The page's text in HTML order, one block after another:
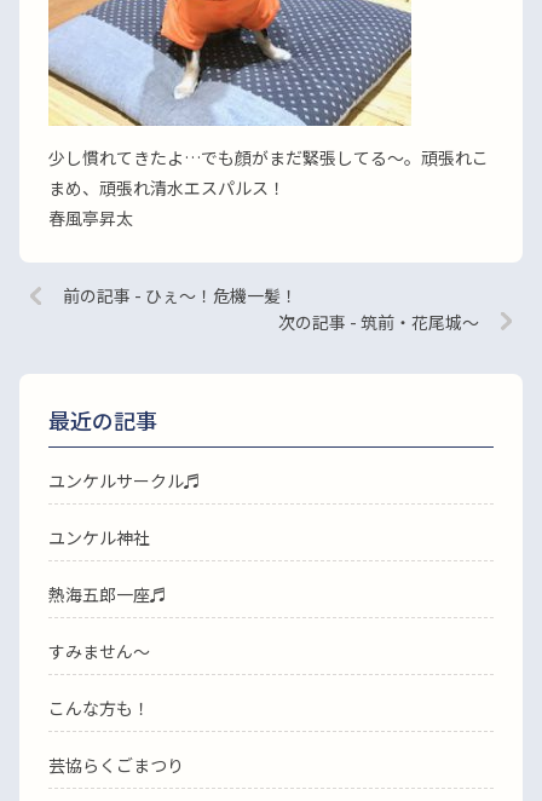
少し慣れてきたよ…でも顔がまだ緊張してる〜。頑張れこ
まめ、頑張れ清水エスパルス！
春風亭昇太
前の記事 - ひぇ〜！危機一髪！
次の記事 - 筑前・花尾城〜
最近の記事
ユンケルサークル♬
ユンケル神社
熱海五郎一座♬
すみません〜
こんな方も！
芸協らくごまつり